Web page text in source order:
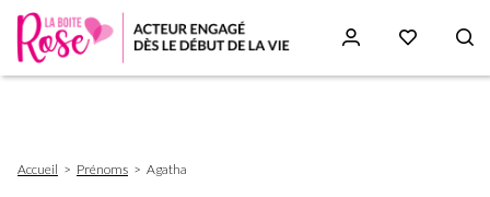
d'Ariane
Accueil Prénoms Agatha